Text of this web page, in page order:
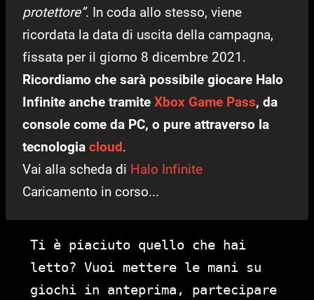
protettore”. In coda allo stesso, viene
ricordata la data di uscita della campagna,
fissata per il giorno 8 dicembre 2021.
Ricordiamo che sarà possibile giocare Halo
Infinite anche tramite Xbox Game Pass, da
console come da PC, o pure attraverso la
tecnologia cloud.
Vai alla scheda di Halo Infinite
Caricamento in corso...
Ti è piaciuto quello che hai
letto? Vuoi mettere le mani su
giochi in anteprima, partecipare